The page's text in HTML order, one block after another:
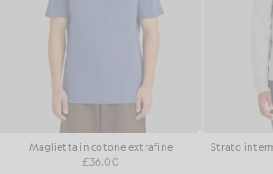
Maglietta in cotone extrafine
£36.00